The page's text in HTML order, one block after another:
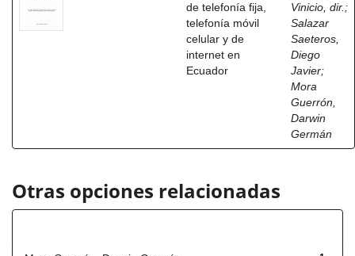
de telefonía fija,
telefonía móvil
celular y de
internet en
Ecuador
Vinicio, dir. ;
Salazar
Saeteros,
Diego
Javier;
Mora
Guerrón,
Darwin
Germán
Otras opciones relacionadas